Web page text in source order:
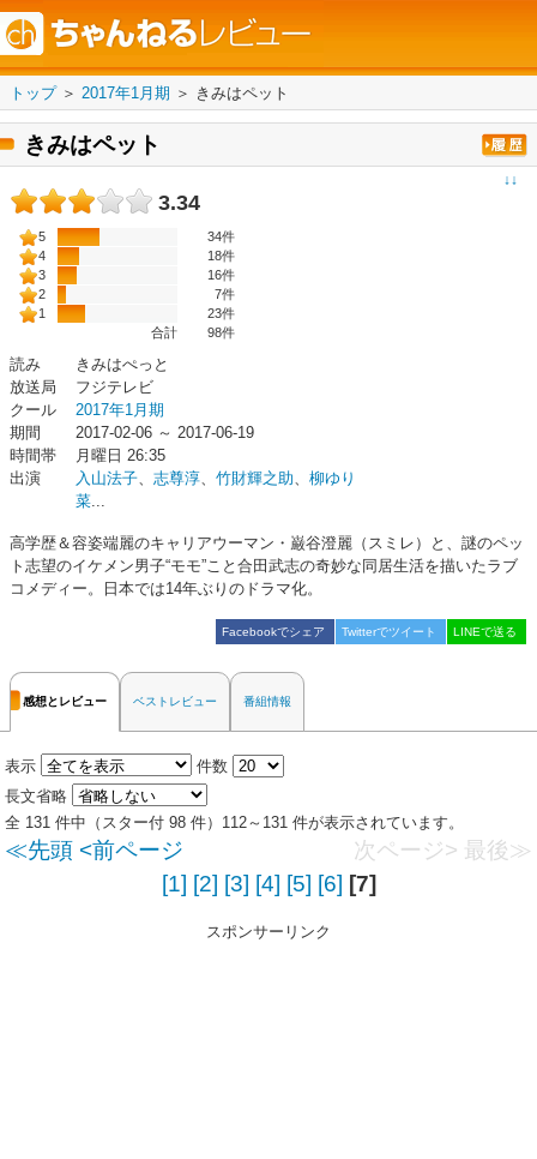
トップ＞ 2017年1月期 ＞ きみはペット
きみはペット
↓↓
3.34
5
34件
4
18件
3
16件
2
7件
1
23件
合計
98件
読み
きみはぺっと
放送局
フジテレビ
クール
2017年1月期
期間
2017-02-06 ～ 2017-06-19
時間帯
月曜日 26:35
出演
入山法子、 志尊淳、 竹財輝之助、 柳ゆり
菜...
高学歴＆容姿端麗のキャリアウーマン・巌谷澄麗（スミレ）と、謎のペッ
ト志望のイケメン男子“モモ”こと合田武志の奇妙な同居生活を描いたラブ
コメディー。日本では14年ぶりのドラマ化。
Facebookでシェア Twitterでツイート LINEで送る
感想とレビュー ベストレビュー 番組情報
表示
件数
長文省略
全 131 件中（スター付 98 件）112～131 件が表示されています。
≪先頭 <前ページ 次ページ> 最後≫
[1] [2] [3] [4] [5] [6] [7]
スポンサーリンク